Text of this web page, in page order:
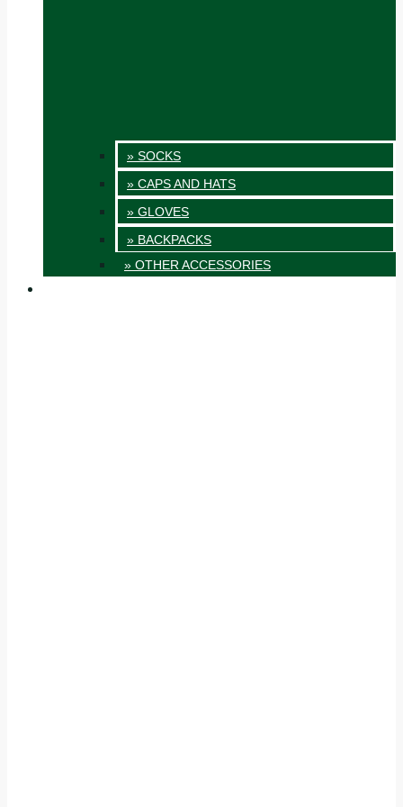
» SOCKS
» CAPS AND HATS
» GLOVES
» BACKPACKS
» OTHER ACCESSORIES